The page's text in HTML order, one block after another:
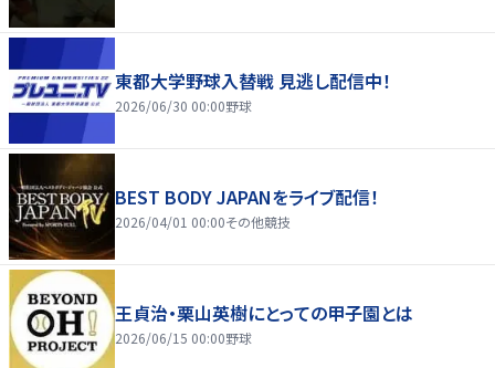
東都大学野球入替戦 見逃し配信中！
2026/06/30 00:00野球
BEST BODY JAPANをライブ配信！
2026/04/01 00:00その他競技
王貞治・栗山英樹にとっての甲子園とは
2026/06/15 00:00野球